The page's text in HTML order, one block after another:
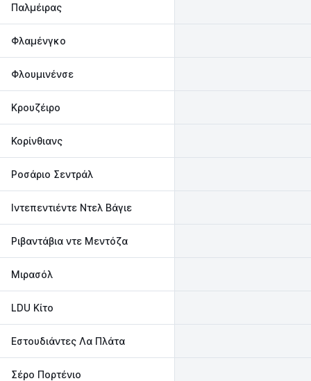
Παλμέιρας
Φλαμένγκο
Φλουμινένσε
Κρουζέιρο
Κορίνθιανς
Ροσάριο Σεντράλ
Ιντεπεντιέντε Ντελ Βάγιε
Ριβαντάβια ντε Μεντόζα
Μιρασόλ
LDU Κίτο
Εστουδιάντες Λα Πλάτα
Σέρο Πορτένιο